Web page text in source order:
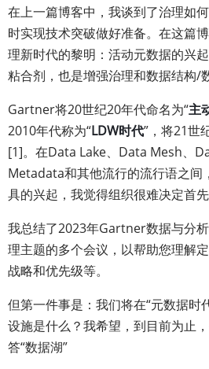
在上一篇博客中，我谈到了治理如
时实现技术突破做好准备。在这篇
理新时代的黎明：活动元数据的兴
粘合剂，也是增强治理和数据结构/
Gartner将20世纪20年代命名为“主
2010年代称为“LDW时代”，将21世
[1]。在Data Lake、Data Mesh、
Metadata和其他流行的流行语之间
具的兴起，我觉得组织很难决定首先
我总结了2023年Gartner数据与分
理主题的多个会议，以帮助您理解
战略和优先级等。
但第一件事是：我们将在“元数据时
设施是什么？我希望，到目前为止
答“数据湖”